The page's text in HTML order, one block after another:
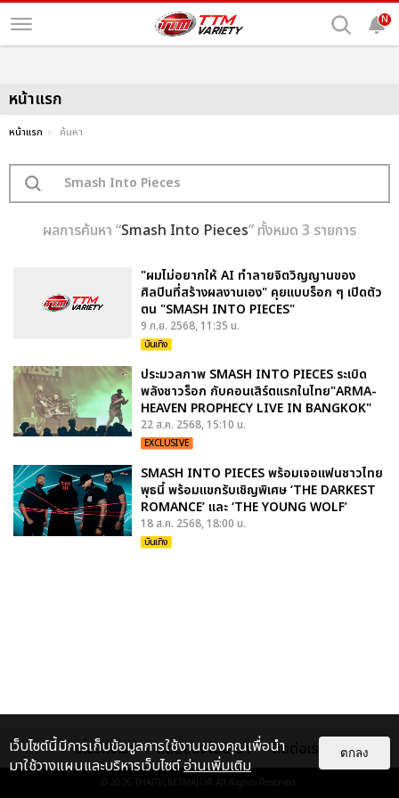
N
หน้าแรก
หน้าแรก ค้นหา
ผลการค้นหา “Smash Into Pieces” ทั้งหมด 3 รายการ
"ผมไม่อยากให้ AI ทำลายจิตวิญญานของ
ศิลปินที่สร้างผลงานเอง" คุยแบบร็อก ๆ เปิดตัว
ตน "SMASH INTO PIECES"
9 ก.ย. 2568, 11:35 น.
บันเทิง
ประมวลภาพ SMASH INTO PIECES ระเบิด
พลังชาวร็อก กับคอนเสิร์ตแรกในไทย"ARMA-
HEAVEN PROPHECY LIVE IN BANGKOK"
22 ส.ค. 2568, 15:10 น.
EXCLUSIVE
SMASH INTO PIECES พร้อมเจอแฟนชาวไทย
พุธนี้ พร้อมแขกรับเชิญพิเศษ ‘THE DARKEST
ROMANCE’ และ ‘THE YOUNG WOLF’
18 ส.ค. 2568, 18:00 น.
บันเทิง
เกี่ยวกับเรา ติดต่อลงโฆษณา ติดต่อเรา
© 2026 THAITICKETMAJOR All Rights Reserved.
เว็บไซต์นี้มีการเก็บข้อมูลการใช้งานของคุณเพื่อนำ
มาใช้วางแผนและบริหารเว็บไซต์อ่านเพิ่มเติม
ตกลง